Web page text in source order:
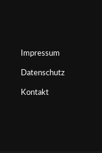
Impressum
Datenschutz
Kontakt